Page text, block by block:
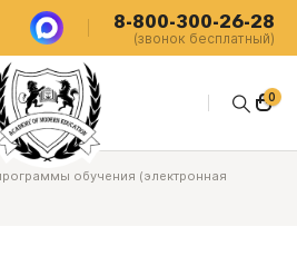
8-800-300-26-28
(звонок бесплатный)
0
обучения (электронная